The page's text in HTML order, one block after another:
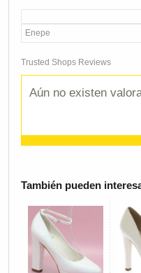
Enepe
Trusted Shops Reviews
Aún no existen
También pueden